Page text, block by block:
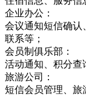
企业办公：
会议通知短信确认
联系等；
会员制俱乐部：
活动通知、积分查
旅游公司：
短信会员管理、旅